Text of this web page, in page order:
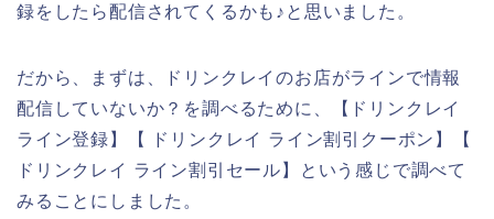
録をしたら配信されてくるかも♪と思いました。
だから、まずは、ドリンクレイのお店がラインで情報
配信していないか？を調べるために、【ドリンクレイ
ライン登録】【 ドリンクレイ ライン割引クーポン】【
ドリンクレイ ライン割引セール】という感じで調べて
みることにしました。